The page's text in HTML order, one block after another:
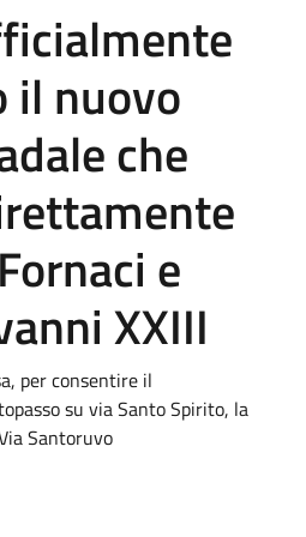
nuovo
che
e
XXIII
per consentire il
su via Santo Spirito, la
Santoruvo